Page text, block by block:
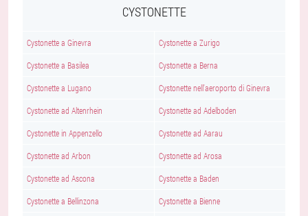
CYSTONETTE
Cystonette a Ginevra Cystonette a Zurigo
Cystonette a Basilea Cystonette a Berna
Cystonette a Lugano Cystonette nell'aeroporto di Ginevra
Cystonette ad Altenrhein Cystonette ad Adelboden
Cystonette in Appenzello Cystonette ad Aarau
Cystonette ad Arbon Cystonette ad Arosa
Cystonette ad Ascona Cystonette a Baden
Cystonette a Bellinzona Cystonette a Bienne